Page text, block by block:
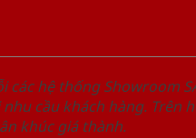
hệ thống Showroom
cầu khách hàng. Trên
khúc giá thành.